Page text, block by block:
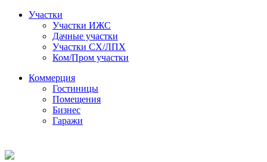
Участки
Участки ИЖС
Дачные участки
Участки СХ/ЛПХ
Ком/Пром участки
Коммерция
Гостиницы
Помещения
Бизнес
Гаражи